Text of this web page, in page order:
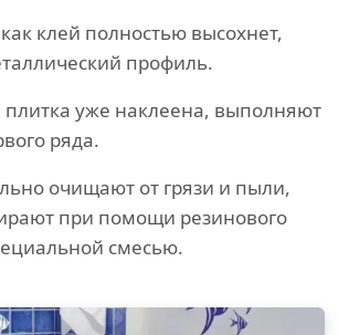
клей полностью высохнет,
профиль.
плитка уже наклеена, выполняют
ряда.
очищают от грязи и пыли,
при помощи резинового
смесью.